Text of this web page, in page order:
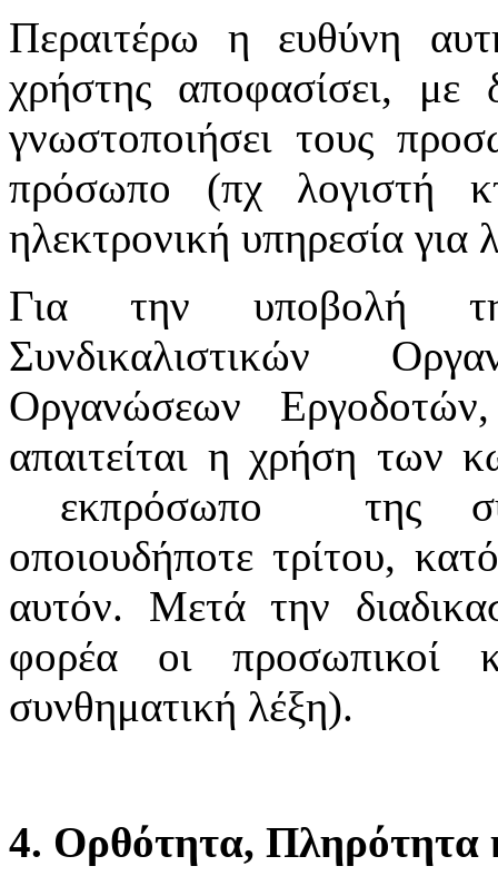
Περαιτέρω η ευθύνη
χρήστης αποφασίσει, με
γνωστοποιήσει τους
πρόσωπο (πχ λογιστή
ηλεκτρονική υπηρεσία για
Για την υποβολή
Συνδικαλιστικών
Οργανώσεων
απαιτείται η χρήση των
εκπρόσωπο της
οποιουδήποτε τρίτου,
αυτόν. Μετά την
φορέα οι προσωπικοί
συνθηματική λέξη).
4. Ορθότητα, Πληρότητα